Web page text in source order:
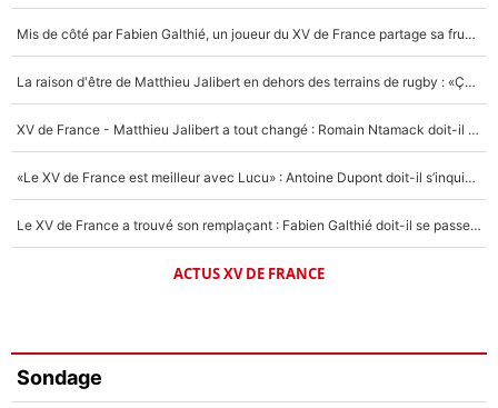
Mis de côté par Fabien Galthié, un joueur du XV de France partage sa frustration : «ils ne me l’ont pas dit tout de suite»
La raison d'être de Matthieu Jalibert en dehors des terrains de rugby : «Ça m'atteint autant que si tu touches à un membre de ma famille»
XV de France - Matthieu Jalibert a tout changé : Romain Ntamack doit-il s’inquiéter pour sa place à un an de la Coupe du monde ?
«Le XV de France est meilleur avec Lucu» : Antoine Dupont doit-il s’inquiéter pour sa place ?
Le XV de France a trouvé son remplaçant : Fabien Galthié doit-il se passer d'Antoine Dupont ?
ACTUS XV DE FRANCE
Sondage